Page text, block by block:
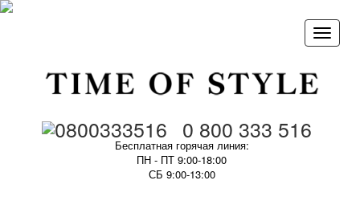
0 800 333 516
Бесплатная горячая линия:
ПН - ПТ 9:00-18:00
СБ 9:00-13:00